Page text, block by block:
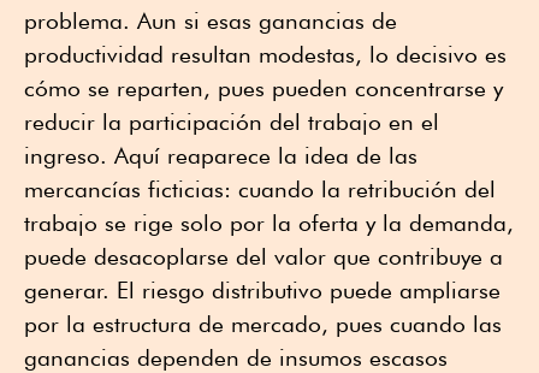
problema. Aun si esas ganancias de
productividad resultan modestas, lo decisivo es
cómo se reparten, pues pueden concentrarse y
reducir la participación del trabajo en el
ingreso. Aquí reaparece la idea de las
mercancías ficticias: cuando la retribución del
trabajo se rige solo por la oferta y la demanda,
puede desacoplarse del valor que contribuye a
generar. El riesgo distributivo puede ampliarse
por la estructura de mercado, pues cuando las
ganancias dependen de insumos escasos